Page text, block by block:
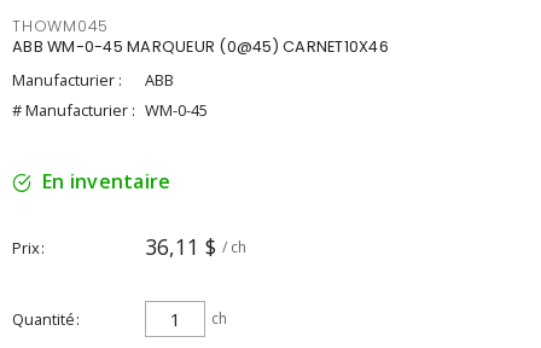
THOWM045
ABB WM-0-45 MARQUEUR (0@45) CARNET10X46
Manufacturier :
ABB
# Manufacturier : WM-0-45
En inventaire
Prix 36,11 $ / ch
Quantité ch